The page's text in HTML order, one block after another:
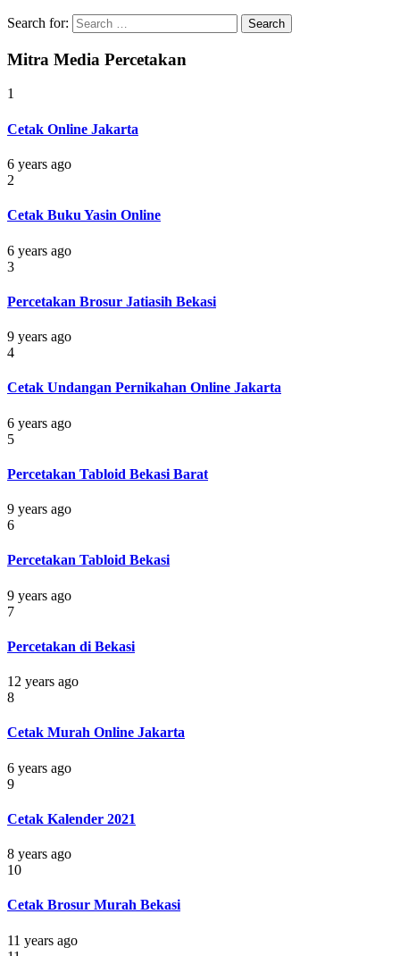
Search for:
Mitra Media Percetakan
1
Cetak Online Jakarta
6 years ago
2
Cetak Buku Yasin Online
6 years ago
3
Percetakan Brosur Jatiasih Bekasi
9 years ago
4
Cetak Undangan Pernikahan Online Jakarta
6 years ago
5
Percetakan Tabloid Bekasi Barat
9 years ago
6
Percetakan Tabloid Bekasi
9 years ago
7
Percetakan di Bekasi
12 years ago
8
Cetak Murah Online Jakarta
6 years ago
9
Cetak Kalender 2021
8 years ago
10
Cetak Brosur Murah Bekasi
11 years ago